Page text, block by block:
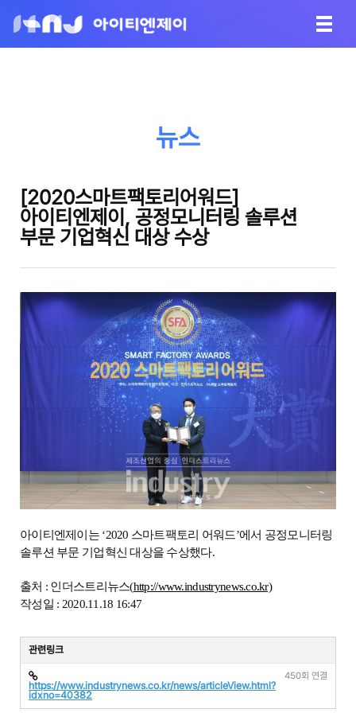
뉴스
[2020스마트팩토리어워드]
아이티엔제이, 공정모니터링 솔루션
부문 기업혁신 대상 수상
아이티엔제이는 ‘2020 스마트팩토리 어워드’에서 공정모니터링
솔루션 부문 기업혁신 대상을 수상했다.
출처 : 인더스트리뉴스(http://www.industrynews.co.kr)
작성일 : 2020.11.18 16:47
관련링크
https://www.industrynews.co.kr/news/articleView.html?
idxno=40382
450회 연결